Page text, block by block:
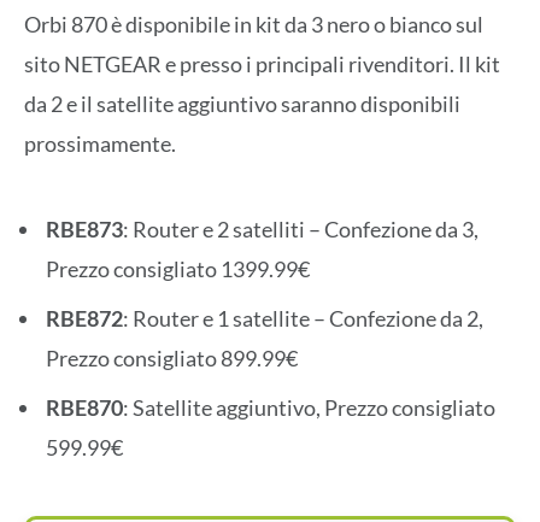
Orbi 870 è disponibile in kit da 3 nero o bianco sul
sito NETGEAR e presso i principali rivenditori. Il kit
da 2 e il satellite aggiuntivo saranno disponibili
prossimamente.
RBE873: Router e 2 satelliti – Confezione da 3,
Prezzo consigliato 1399.99€
RBE872: Router e 1 satellite – Confezione da 2,
Prezzo consigliato 899.99€
RBE870: Satellite aggiuntivo, Prezzo consigliato
599.99€